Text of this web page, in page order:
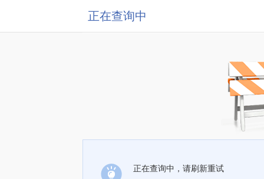
正在查询中
正在查询中，请刷新重试